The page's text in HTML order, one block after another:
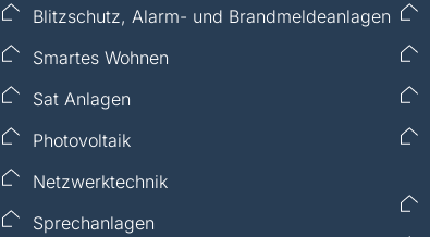
Blitzschutz, Alarm- und Brandmeldeanlagen
Smartes Wohnen
Sat Anlagen
Photovoltaik
Netzwerktechnik
Sprechanlagen